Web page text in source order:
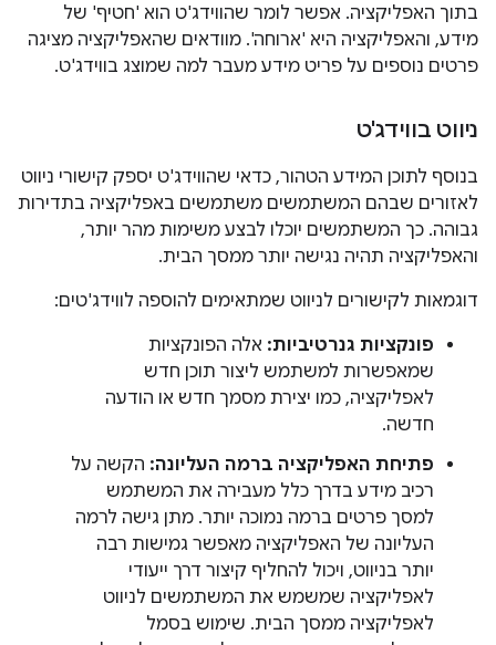
בתוך האפליקציה. אפשר לומר שהווידג'ט הוא 'חטיף' של
מידע, והאפליקציה היא 'ארוחה'. מוודאים שהאפליקציה מציגה
פרטים נוספים על פריט מידע מעבר למה שמוצג בווידג'ט.
ניווט בווידג'ט
בנוסף לתוכן המידע הטהור, כדאי שהווידג'ט יספק קישורי ניווט
לאזורים שבהם המשתמשים משתמשים באפליקציה בתדירות
גבוהה. כך המשתמשים יוכלו לבצע משימות מהר יותר,
והאפליקציה תהיה נגישה יותר ממסך הבית.
דוגמאות לקישורים לניווט שמתאימים להוספה לווידג'טים:
פונקציות גנרטיביות: אלה הפונקציות
שמאפשרות למשתמש ליצור תוכן חדש
לאפליקציה, כמו יצירת מסמך חדש או הודעה
חדשה.
פתיחת האפליקציה ברמה העליונה: הקשה על
רכיב מידע בדרך כלל מעבירה את המשתמש
למסך פרטים ברמה נמוכה יותר. מתן גישה לרמה
העליונה של האפליקציה מאפשר גמישות רבה
יותר בניווט, ויכול להחליף קיצור דרך ייעודי
לאפליקציה שמשמש את המשתמשים לניווט
לאפליקציה ממסך הבית. שימוש בסמל